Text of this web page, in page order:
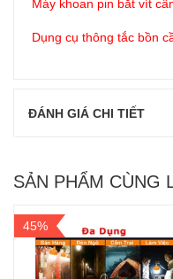
Máy khoan pin bắt vít
Dụng cụ thông tắc bồn
ĐÁNH GIÁ CHI TIẾT
SẢN PHẨM CÙNG
45%